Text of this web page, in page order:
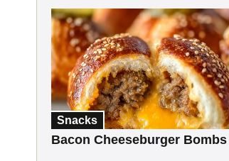
Snacks
Bacon Cheeseburger Bombs